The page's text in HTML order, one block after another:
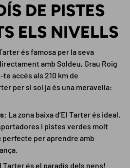
DE PISTES
ELS NIVELLS
és famosa per la seva
amb Soldeu, Grau Roig
te accés als 210 km de
per si sol ja és una meravella:
La zona baixa d’El Tarter és ideal.
i pistes verdes molt
perfecte per aprendre amb
Tarter és el paradís dels nens!